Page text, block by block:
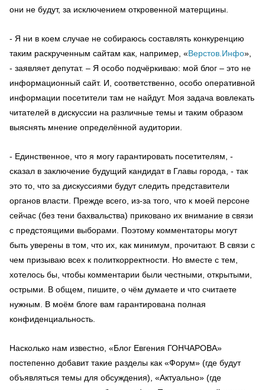
они не будут, за исключением откровенной матерщины.
- Я ни в коем случае не собираюсь составлять конкуренцию
таким раскрученным сайтам как, например, «Верстов.Инфо»,
- заявляет депутат. – Я особо подчёркиваю: мой блог – это не
информационный сайт. И, соответственно, особо оперативной
информации посетители там не найдут. Моя задача вовлекать
читателей в дискуссии на различные темы и таким образом
выяснять мнение определённой аудитории.
- Единственное, что я могу гарантировать посетителям, -
сказал в заключение будущий кандидат в Главы города, - так
это то, что за дискуссиями будут следить представители
органов власти. Прежде всего, из-за того, что к моей персоне
сейчас (без тени бахвальства) приковано их внимание в связи
с предстоящими выборами. Поэтому комментаторы могут
быть уверены в том, что их, как минимум, прочитают. В связи с
чем призываю всех к политкорректности. Но вместе с тем,
хотелось бы, чтобы комментарии были честными, открытыми,
острыми. В общем, пишите, о чём думаете и что считаете
нужным. В моём блоге вам гарантирована полная
конфиденциальность.
Насколько нам известно, «Блог Евгения ГОНЧАРОВА»
постепенно добавит такие разделы как «Форум» (где будут
объявляться темы для обсуждения), «Актуально» (где